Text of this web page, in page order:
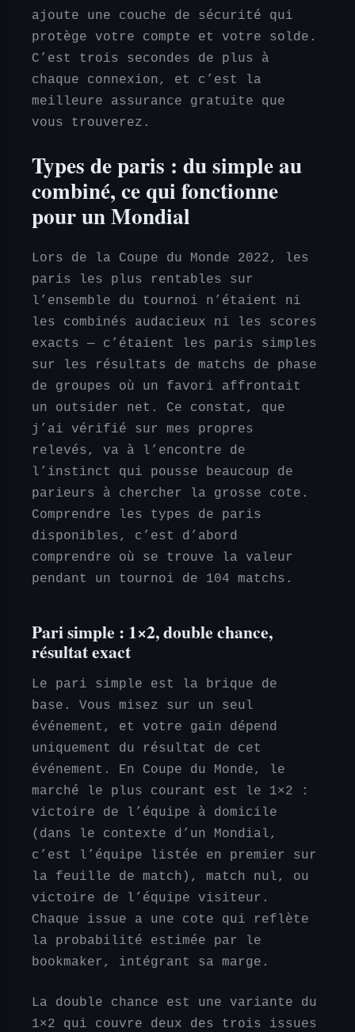
ajoute une couche de sécurité qui
protège votre compte et votre solde.
C’est trois secondes de plus à
chaque connexion, et c’est la
meilleure assurance gratuite que
vous trouverez.
Types de paris : du simple au
combiné, ce qui fonctionne
pour un Mondial
Lors de la Coupe du Monde 2022, les
paris les plus rentables sur
l’ensemble du tournoi n’étaient ni
les combinés audacieux ni les scores
exacts — c’étaient les paris simples
sur les résultats de matchs de phase
de groupes où un favori affrontait
un outsider net. Ce constat, que
j’ai vérifié sur mes propres
relevés, va à l’encontre de
l’instinct qui pousse beaucoup de
parieurs à chercher la grosse cote.
Comprendre les types de paris
disponibles, c’est d’abord
comprendre où se trouve la valeur
pendant un tournoi de 104 matchs.
Pari simple : 1×2, double chance,
résultat exact
Le pari simple est la brique de
base. Vous misez sur un seul
événement, et votre gain dépend
uniquement du résultat de cet
événement. En Coupe du Monde, le
marché le plus courant est le 1×2 :
victoire de l’équipe à domicile
(dans le contexte d’un Mondial,
c’est l’équipe listée en premier sur
la feuille de match), match nul, ou
victoire de l’équipe visiteur.
Chaque issue a une cote qui reflète
la probabilité estimée par le
bookmaker, intégrant sa marge.
La double chance est une variante du
1×2 qui couvre deux des trois issues